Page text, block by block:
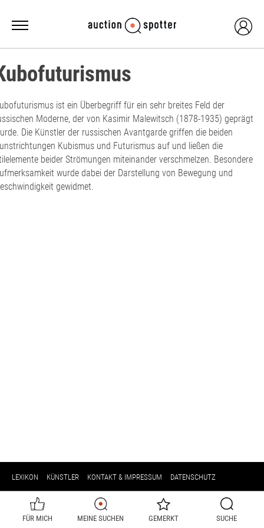
ist ein Überbegriff für ein sehr breites Feld der
Moderne, der von Kasimir Malewitsch (1878-1935) geprägt
Die Künstler der russischen Avantgarde griffen die beiden
Kubismus und Futurismus auf und ließen die
beider Strömungen miteinander verschmelzen. Besondere
wurde dabei der Darstellung von Bewegung und
gewidmet.
LEXIKON KÜNSTLER KONTAKT & IMPRESSUM DATENSCHUTZ
FÜR MICH MEINE SUCHEN GEMERKT SUCHE